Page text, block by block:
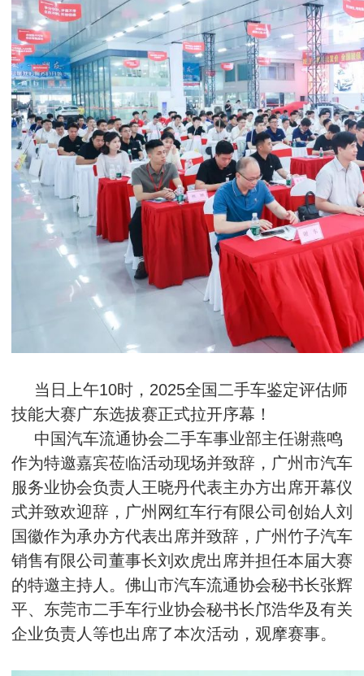
当日上午10时，2025全国二手车鉴定评估师
技能大赛广东选拔赛正式拉开序幕！
中国汽车流通协会二手车事业部主任谢燕鸣
作为特邀嘉宾莅临活动现场并致辞，广州市汽车
服务业协会负责人王晓丹代表主办方出席开幕仪
式并致欢迎辞，广州网红车行有限公司创始人刘
国徽作为承办方代表出席并致辞，广州竹子汽车
销售有限公司董事长刘欢虎出席并担任本届大赛
的特邀主持人。佛山市汽车流通协会秘书长张辉
平、东莞市二手车行业协会秘书长邝浩华及有关
企业负责人等也出席了本次活动，观摩赛事。